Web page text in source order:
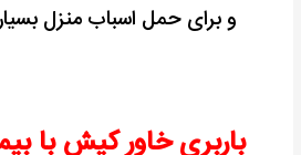
و برای حمل اسباب منزل
باربری خاور کیش با